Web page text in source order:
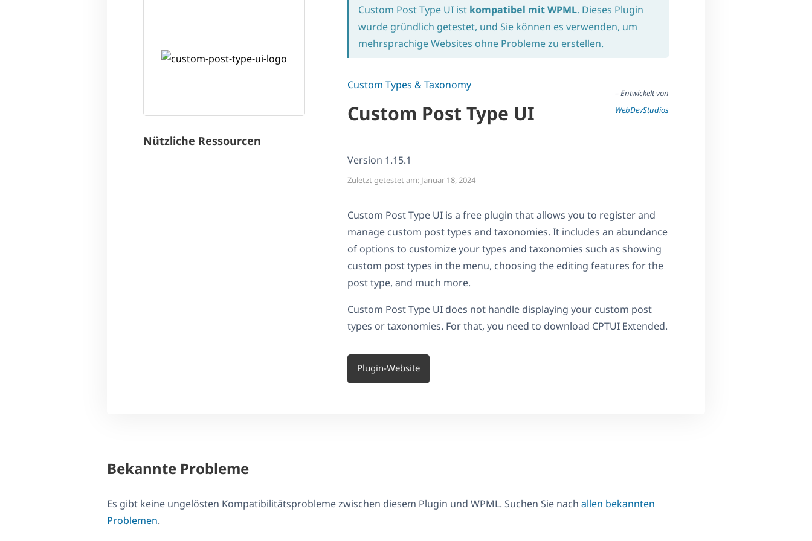
Nützliche Ressourcen
Custom Post Type UI ist kompatibel mit WPML. Dieses Plugin
wurde gründlich getestet, und Sie können es verwenden, um
mehrsprachige Websites ohne Probleme zu erstellen.
Custom Types & Taxonomy
Custom Post Type UI
– Entwickelt von
WebDevStudios
Version 1.15.1
Zuletzt getestet am: Januar 18, 2024
Custom Post Type UI is a free plugin that allows you to register and
manage custom post types and taxonomies. It includes an abundance
of options to customize your types and taxonomies such as showing
custom post types in the menu, choosing the editing features for the
post type, and much more.
Custom Post Type UI does not handle displaying your custom post
types or taxonomies. For that, you need to download CPTUI Extended.
Plugin-Website
Bekannte Probleme
Es gibt keine ungelösten Kompatibilitätsprobleme zwischen diesem Plugin und WPML. Suchen Sie nach allen bekannten
Problemen.